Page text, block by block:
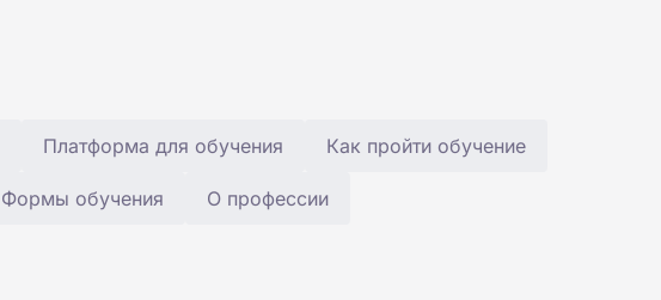
Платформа для обучения Как пройти обучение
Формы обучения О профессии